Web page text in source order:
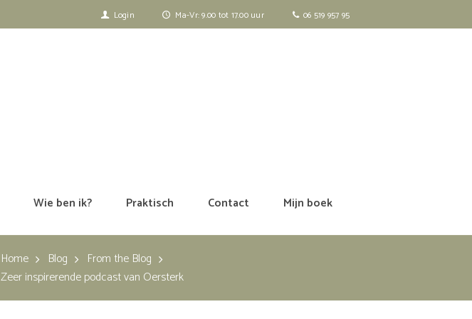
06 519 957 95
Ma-Vr: 9.00 tot 17.00 uur
Login
Wie ben ik? Praktisch Contact Mijn boek
Home Blog
From the Blog
Zeer inspirerende podcast van Oersterk